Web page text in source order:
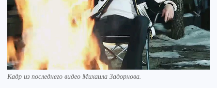
Кадр из последнего видео Михаила Задорнова.